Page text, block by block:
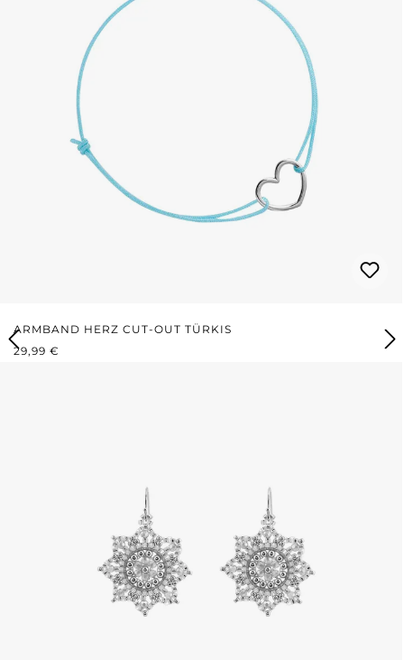
ARMBAND HERZ CUT-OUT TÜRKIS
REGULÄRER PREIS:
29,99 €